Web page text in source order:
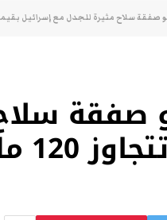
سلاح مثيرة للجدل مع إسرائيل بقيمة تتجاوز 120
صفقة
دولار